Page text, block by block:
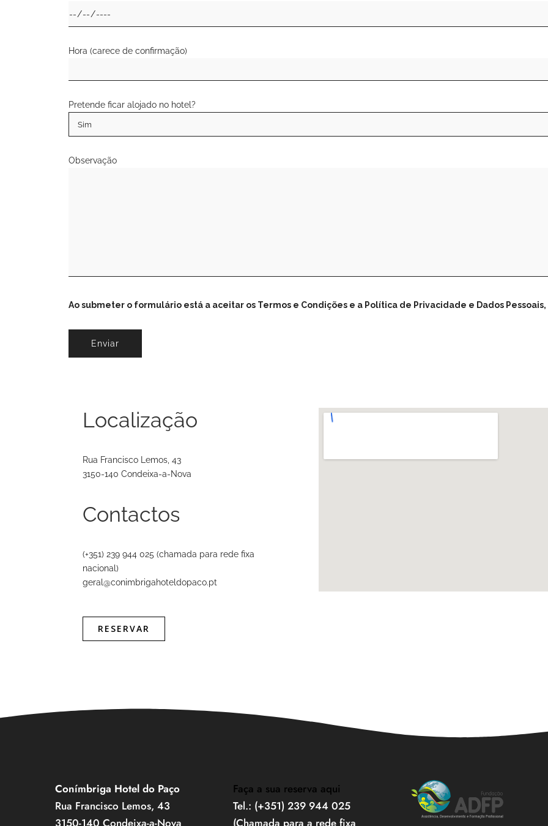
Hora (carece de confirmação)
Pretende ficar alojado no hotel?
Observação
Ao submeter o formulário está a aceitar os Termos e Condições e a Política de Privacidade e Dados
Localização
Rua Francisco Lemos, 43
3150-140 Condeixa-a-Nova
Contactos
(+351) 239 944 025 (chamada para rede fixa
nacional)
geral@conimbrigahoteldopaco.pt
RESERVAR
Conímbriga Hotel do Paço
Rua Francisco Lemos, 43
3150-140 Condeixa-a-Nova
Faça a sua reserva aqui
Tel.: (+351) 239 944 025
(Chamada para a rede fixa